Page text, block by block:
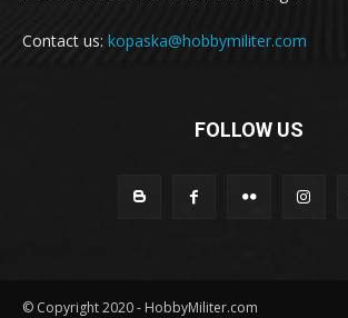
Contact us: kopaska@hobbymiliter.com
FOLLOW US
© Copyright 2020 - HobbyMiliter.com